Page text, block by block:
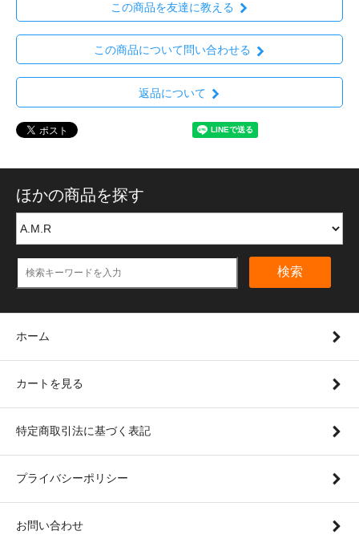
この商品を友達に教える
この商品について問い合わせる
返品について
ほかの商品を探す
検索
ホーム
カートを見る
特定商取引法に基づく表記
プライバシーポリシー
お問い合わせ